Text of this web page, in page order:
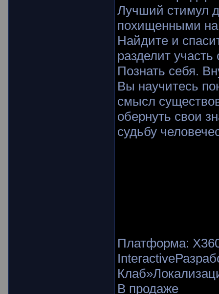
Лучший стимул
похищенными
Найдите и
разделит
Познать себя.
Вы научитесь
смысл
обернуть свои
судьбу
Платформа:
В продаже